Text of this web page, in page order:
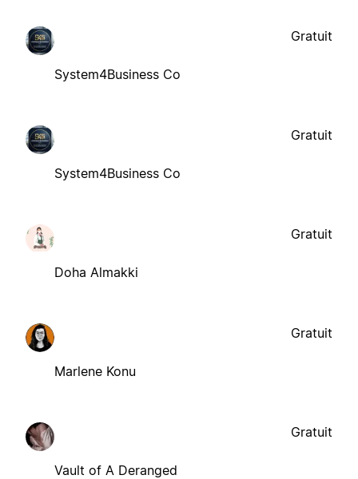
System4Business Co
Gratuit
System4Business Co
Gratuit
Doha Almakki
Gratuit
Marlene Konu
Gratuit
Vault of A Deranged
Gratuit